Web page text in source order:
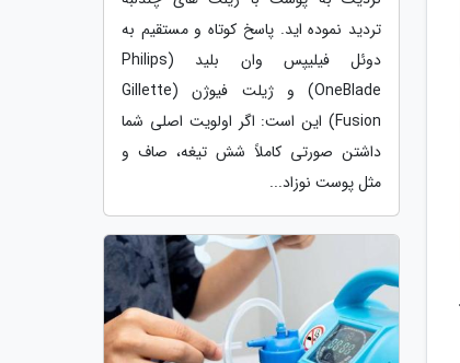
تردید نموده اید. پاسخ کوتاه و مستقیم به
دوئل فیلیپس وان بلید (Philips
OneBlade) و ژیلت فیوژن (Gillette
Fusion) این است: اگر اولویت اصلی شما
داشتن صورتی کاملاً شش تیغه، صاف و
مثل پوست نوزاد...